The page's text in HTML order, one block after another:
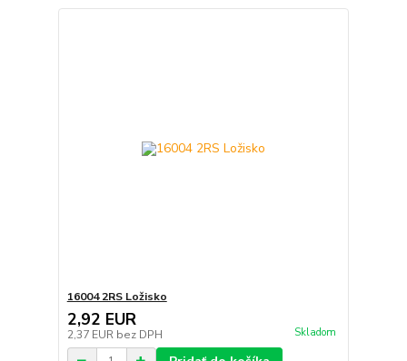
16004 2RS Ložisko
2,92 EUR
2,37 EUR bez DPH Skladom